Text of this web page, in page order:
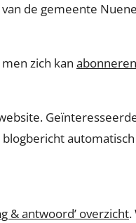
de gemeente
zich kan
& antwoord’ overzicht.